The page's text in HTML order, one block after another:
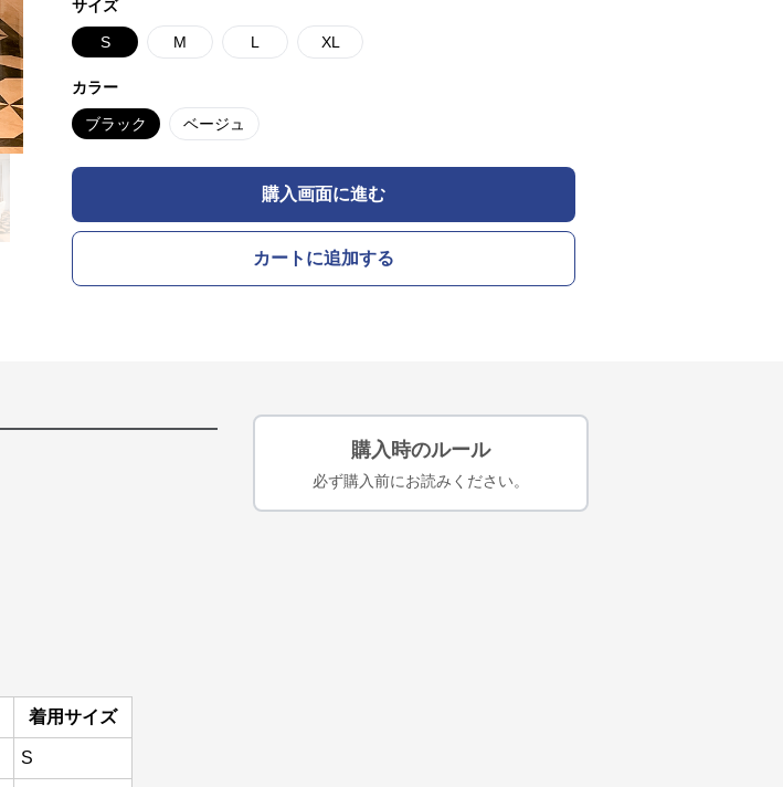
サイズ
S M L XL
カラー
ブラック ベージュ
購入画面に進む
カートに追加する
着用サイズ
S
購入時のルール
必ず購入前にお読みください。